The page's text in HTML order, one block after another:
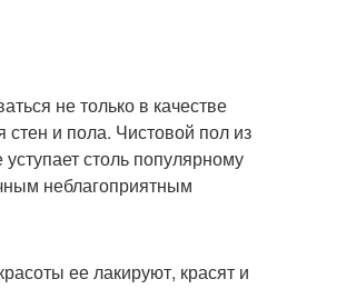
не только в качестве
и пола. Чистовой пол из
столь популярному
неблагоприятным
ее лакируют, красят и